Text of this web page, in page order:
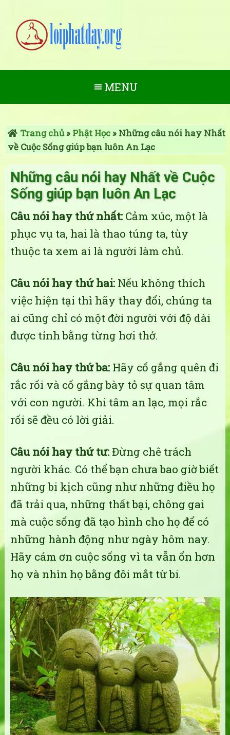
MENU
Trang chủ» Phật Học» Những câu nói hay Nhất
về Cuộc Sống giúp bạn luôn An Lạc
Những câu nói hay Nhất về Cuộc
Sống giúp bạn luôn An Lạc
Câu nói hay thứ nhất:Cảm xúc, một là
phục vụ ta, hai là thao túng ta, tùy
thuộc ta xem ai là người làm chủ.
Câu nói hay thứ hai: Nếu không thích
việc hiện tại thì hãy thay đổi, chúng ta
ai cũng chỉ có một đời người với độ dài
được tính bằng từng hơi thở.
Câu nói hay thứ ba:Hãy cố gắng quên đi
rắc rối và cố gắng bày tỏ sự quan tâm
với con người. Khi tâm an lạc, mọi rắc
rối sẽ đều có lời giải.
Câu nói hay thứ tư:Đừng chê trách
người khác. Có thể bạn chưa bao giờ biết
những bi kịch cũng như những điều họ
đã trải qua, những thất bại, chông gai
mà cuộc sống đã tạo hình cho họ để có
những hành động như ngày hôm nay.
Hãy cám ơn cuộc sống vì ta vẫn ổn hơn
họ và nhìn họ bằng đôi mắt từ bi.